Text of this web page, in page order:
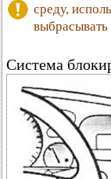
среду,
Система